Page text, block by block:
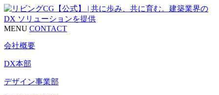
MENU CONTACT
会社概要
DX本部
デザイン事業部